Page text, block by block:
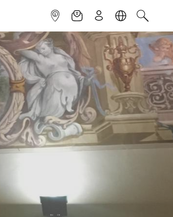
INFOPOINTNEWSLETTER
ISCRIVITILINGUACERCA